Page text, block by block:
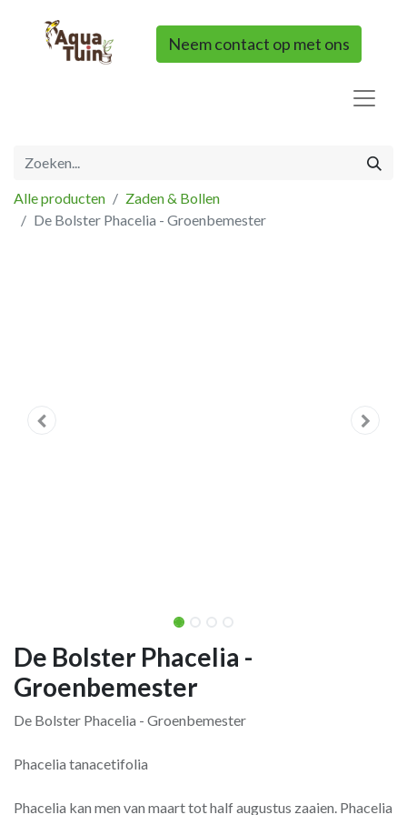
Neem contact op met ons
Alle producten
Zaden & Bollen
De Bolster Phacelia - Groenbemester
De Bolster Phacelia -
Groenbemester
De Bolster Phacelia - Groenbemester
Phacelia tanacetifolia
Phacelia kan men van maart tot half augustus zaaien. Phacelia